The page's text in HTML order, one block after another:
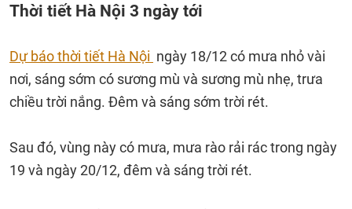
Thời tiết Hà Nội 3 ngày tới
Dự báo thời tiết Hà Nội ngày 18/12 có mưa nhỏ vài
nơi, sáng sớm có sương mù và sương mù nhẹ, trưa
chiều trời nắng. Đêm và sáng sớm trời rét.
Sau đó, vùng này có mưa, mưa rào rải rác trong ngày
19 và ngày 20/12, đêm và sáng trời rét.